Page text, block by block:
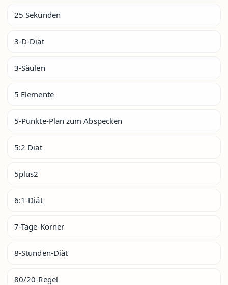
25 Sekunden
3-D-Diät
3-Säulen
5 Elemente
5-Punkte-Plan zum Abspecken
5:2 Diät
5plus2
6:1-Diät
7-Tage-Körner
8-Stunden-Diät
80/20-Regel